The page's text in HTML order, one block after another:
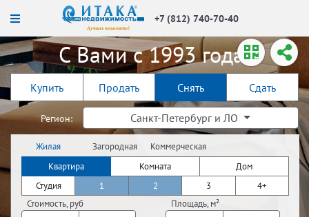
+7 (812) 740-70-40
С Вами с 1993 года!
Купить Продать Снять Сдать
Регион: Санкт-Петербург и ЛО
Жилая
недвижимость
Загородная
недвижимость
Коммерческая
недвижимость
Квартира Комната
Дом
Студия
1 2 3
4+
Стоимость, руб
Площадь, м²